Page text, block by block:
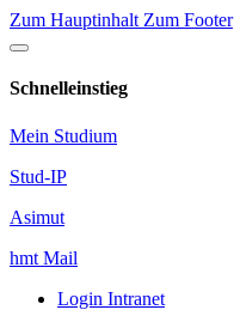
Zum Hauptinhalt Zum Footer
Schnelleinstieg
Mein Studium
Stud-IP
Asimut
hmt Mail
Login Intranet